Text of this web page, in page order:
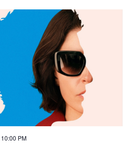
10:00 PM